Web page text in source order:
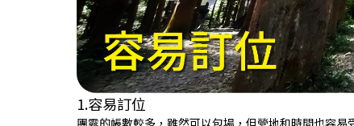
1.容易訂位